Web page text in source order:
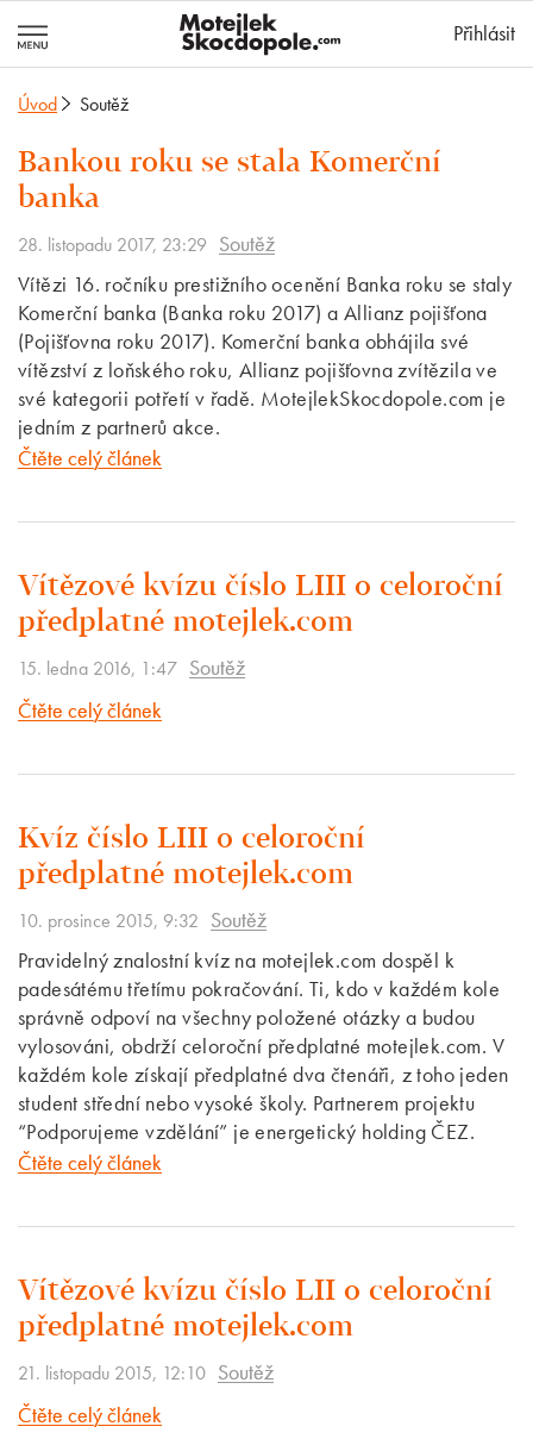
Přihlásit
Úvod Soutěž
Bankou roku se stala Komerční
banka
28. listopadu 2017, 23:29 Soutěž
Vítězi 16. ročníku prestižního ocenění Banka roku se staly
Komerční banka (Banka roku 2017) a Allianz pojišťona
(Pojišťovna roku 2017). Komerční banka obhájila své
vítězství z loňského roku, Allianz pojišťovna zvítězila ve
své kategorii potřetí v řadě. MotejlekSkocdopole.com je
jedním z partnerů akce.
Čtěte celý článek
Vítězové kvízu číslo LIII o celoroční
předplatné motejlek.com
15. ledna 2016, 1:47 Soutěž
Čtěte celý článek
Kvíz číslo LIII o celoroční
předplatné motejlek.com
10. prosince 2015, 9:32 Soutěž
Pravidelný znalostní kvíz na motejlek.com dospěl k
padesátému třetímu pokračování. Ti, kdo v každém kole
správně odpoví na všechny položené otázky a budou
vylosováni, obdrží celoroční předplatné motejlek.com. V
každém kole získají předplatné dva čtenáři, z toho jeden
student střední nebo vysoké školy. Partnerem projektu
“Podporujeme vzdělání” je energetický holding ČEZ.
Čtěte celý článek
Vítězové kvízu číslo LII o celoroční
předplatné motejlek.com
21. listopadu 2015, 12:10 Soutěž
Čtěte celý článek